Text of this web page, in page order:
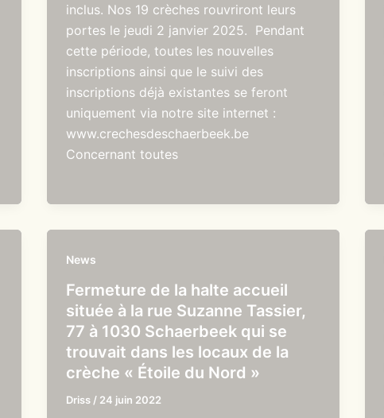
inclus. Nos 19 crèches rouvriront leurs
portes le jeudi 2 janvier 2025. Pendant
cette période, toutes les nouvelles
inscriptions ainsi que le suivi des
inscriptions déjà existantes se feront
uniquement via notre site internet :
www.crechesdeschaerbeek.be
Concernant toutes
News
Fermeture de la halte accueil
située à la rue Suzanne Tassier,
77 à 1030 Schaerbeek qui se
trouvait dans les locaux de la
crèche « Étoile du Nord »
Driss / 24 juin 2022